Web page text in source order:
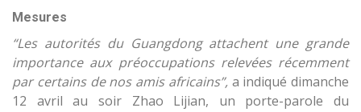
Mesures
“Les autorités du Guangdong attachent une grande
importance aux préoccupations relevées récemment
par certains de nos amis africains”,a indiqué dimanche
12 avril au soir Zhao Lijian, un porte-parole du